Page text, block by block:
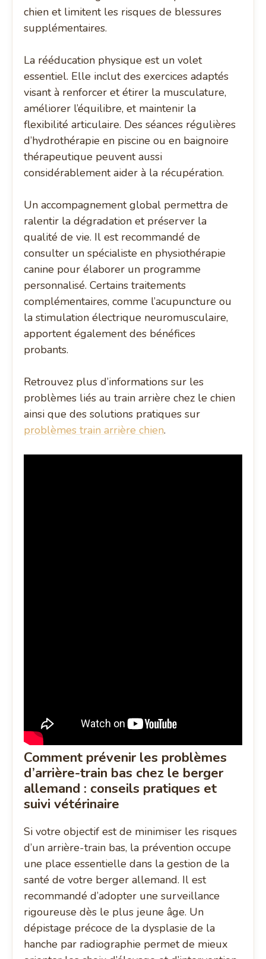
chien et limitent les risques de blessures
supplémentaires.
La rééducation physique est un volet
essentiel. Elle inclut des exercices adaptés
visant à renforcer et étirer la musculature,
améliorer l’équilibre, et maintenir la
flexibilité articulaire. Des séances régulières
d’hydrothérapie en piscine ou en baignoire
thérapeutique peuvent aussi
considérablement aider à la récupération.
Un accompagnement global permettra de
ralentir la dégradation et préserver la
qualité de vie. Il est recommandé de
consulter un spécialiste en physiothérapie
canine pour élaborer un programme
personnalisé. Certains traitements
complémentaires, comme l’acupuncture ou
la stimulation électrique neuromusculaire,
apportent également des bénéfices
probants.
Retrouvez plus d’informations sur les
problèmes liés au train arrière chez le chien
ainsi que des solutions pratiques sur
problèmes train arrière chien.
Comment prévenir les problèmes
d’arrière-train bas chez le berger
allemand : conseils pratiques et
suivi vétérinaire
Si votre objectif est de minimiser les risques
d’un arrière-train bas, la prévention occupe
une place essentielle dans la gestion de la
santé de votre berger allemand. Il est
recommandé d’adopter une surveillance
rigoureuse dès le plus jeune âge. Un
dépistage précoce de la dysplasie de la
hanche par radiographie permet de mieux